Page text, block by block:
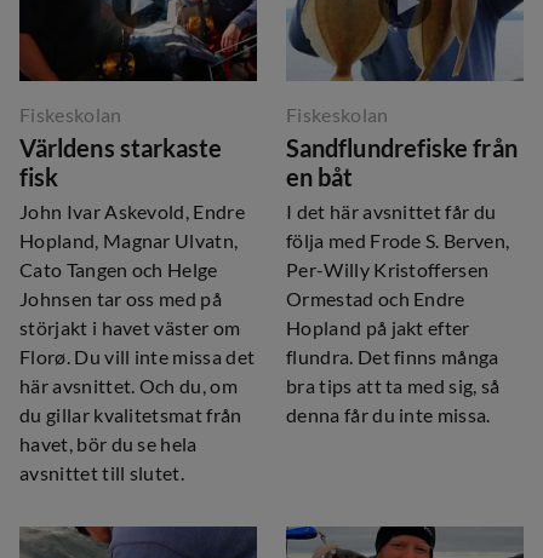
Fiskeskolan
Världens starkaste
fisk
John Ivar Askevold, Endre
Hopland, Magnar Ulvatn,
Cato Tangen och Helge
Johnsen tar oss med på
störjakt i havet väster om
Florø. Du vill inte missa det
här avsnittet. Och du, om
du gillar kvalitetsmat från
havet, bör du se hela
avsnittet till slutet.
Fiskeskolan
Sandflundrefiske från
en båt
I det här avsnittet får du
följa med Frode S. Berven,
Per-Willy Kristoffersen
Ormestad och Endre
Hopland på jakt efter
flundra. Det finns många
bra tips att ta med sig, så
denna får du inte missa.